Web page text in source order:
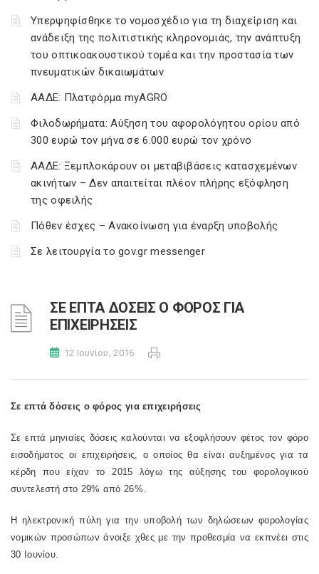
Υπερψηφίσθηκε το νομοσχέδιο για τη διαχείριση και
ανάδειξη της πολιτιστικής κληρονομιάς, την ανάπτυξη
του οπτικοακουστικού τομέα και την προστασία των
πνευματικών δικαιωμάτων
ΑΑΔΕ: Πλατφόρμα myAGRO
Φιλοδωρήματα: Αύξηση του αφορολόγητου ορίου από
300 ευρώ τον μήνα σε 6.000 ευρώ τον χρόνο
ΑΑΔΕ: Ξεμπλοκάρουν οι μεταβιβάσεις κατασχεμένων
ακινήτων – Δεν απαιτείται πλέον πλήρης εξόφληση
της οφειλής
Πόθεν έσχες – Ανακοίνωση για έναρξη υποβολής
Σε λειτουργία το gov.gr messenger
ΣΕ ΕΠΤΑ ΔΟΣΕΙΣ Ο ΦΟΡΟΣ ΓΙΑ
ΕΠΙΧΕΙΡΗΣΕΙΣ
12 Ιουνίου, 2016
Σε επτά δόσεις ο φόρος για επιχειρήσεις
Σε επτά μηνιαίες δόσεις καλούνται να εξοφλήσουν φέτος τον φόρο
εισοδήματος οι επιχειρήσεις, ο οποίος θα είναι αυξημένος για τα
κέρδη που είχαν το 2015 λόγω της αύξησης του φορολογικού
συντελεστή στο 29% από 26%.
Η ηλεκτρονική πύλη για την υποβολή των δηλώσεων φορολογίας
νομικών προσώπων άνοιξε χθες με την προθεσμία να εκπνέει στις
30 Ιουνίου.